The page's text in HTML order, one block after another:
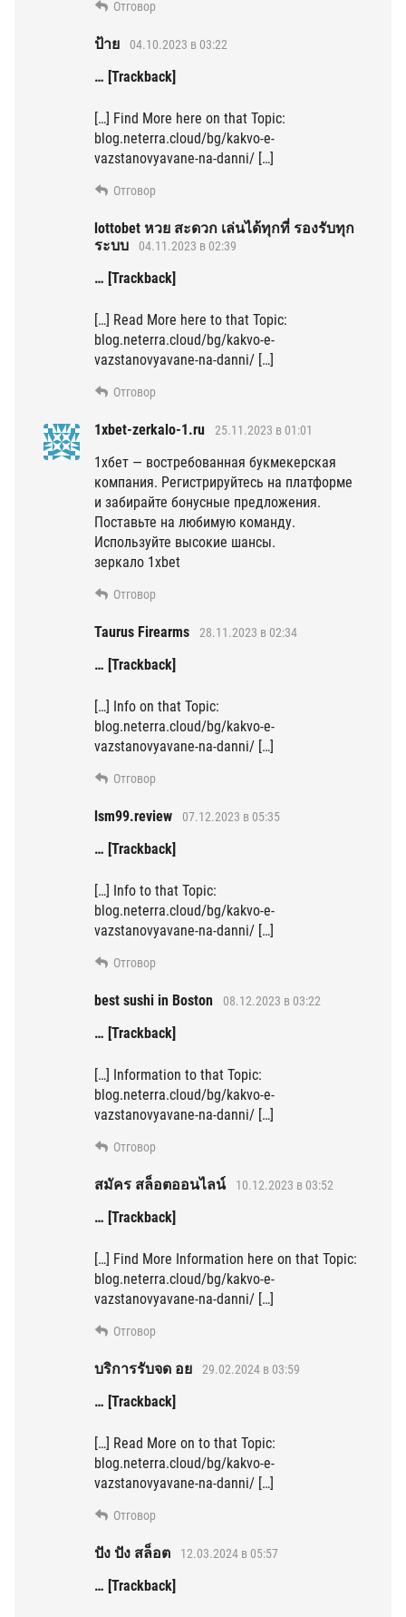
Отговор
ป้าย 04.10.2023 в 03:22
… [Trackback]
[…] Find More here on that Topic:
blog.neterra.cloud/bg/kakvo-e-
vazstanovyavane-na-danni/ […]
Отговор
lottobet หวย สะดวก เล่นได้ทุกที่ รองรับทุก
ระบบ
04.11.2023 в 02:39
… [Trackback]
[…] Read More here to that Topic:
blog.neterra.cloud/bg/kakvo-e-
vazstanovyavane-na-danni/ […]
Отговор
1xbet-zerkalo-1.ru 25.11.2023 в 01:01
1хбет — востребованная букмекерская
компания. Регистрируйтесь на платформе
и забирайте бонусные предложения.
Поставьте на любимую команду.
Используйте высокие шансы.
зеркало 1xbet
Отговор
Taurus Firearms 28.11.2023 в 02:34
… [Trackback]
[…] Info on that Topic:
blog.neterra.cloud/bg/kakvo-e-
vazstanovyavane-na-danni/ […]
Отговор
lsm99.review 07.12.2023 в 05:35
… [Trackback]
[…] Info to that Topic:
blog.neterra.cloud/bg/kakvo-e-
vazstanovyavane-na-danni/ […]
Отговор
best sushi in Boston 08.12.2023 в 03:22
… [Trackback]
[…] Information to that Topic:
blog.neterra.cloud/bg/kakvo-e-
vazstanovyavane-na-danni/ […]
Отговор
สมัคร สล็อตออนไลน์ 10.12.2023 в 03:52
… [Trackback]
[…] Find More Information here on that Topic:
blog.neterra.cloud/bg/kakvo-e-
vazstanovyavane-na-danni/ […]
Отговор
บริการรับจด อย 29.02.2024 в 03:59
… [Trackback]
[…] Read More on to that Topic:
blog.neterra.cloud/bg/kakvo-e-
vazstanovyavane-na-danni/ […]
Отговор
ปัง ปัง สล็อต 12.03.2024 в 05:57
… [Trackback]